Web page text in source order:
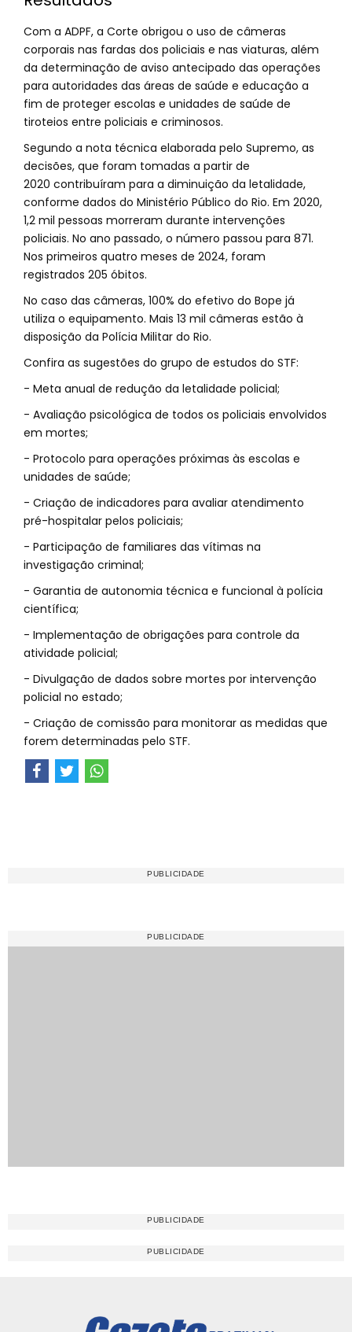
Com a ADPF, a Corte obrigou o uso de câmeras
corporais nas fardas dos policiais e nas viaturas, além
da determinação de aviso antecipado das operações
para autoridades das áreas de saúde e educação a
fim de proteger escolas e unidades de saúde de
tiroteios entre policiais e criminosos.
Segundo a nota técnica elaborada pelo Supremo, as
decisões, que foram tomadas a partir de
2020 contribuíram para a diminuição da letalidade,
conforme dados do Ministério Público do Rio. Em 2020,
1,2 mil pessoas morreram durante intervenções
policiais. No ano passado, o número passou para 871.
Nos primeiros quatro meses de 2024, foram
registrados 205 óbitos.
No caso das câmeras, 100% do efetivo do Bope já
utiliza o equipamento. Mais 13 mil câmeras estão à
disposição da Polícia Militar do Rio.
Confira as sugestões do grupo de estudos do STF:
- Meta anual de redução da letalidade policial;
- Avaliação psicológica de todos os policiais envolvidos
em mortes;
- Protocolo para operações próximas às escolas e
unidades de saúde;
- Criação de indicadores para avaliar atendimento
pré-hospitalar pelos policiais;
- Participação de familiares das vítimas na
investigação criminal;
- Garantia de autonomia técnica e funcional à polícia
científica;
- Implementação de obrigações para controle da
atividade policial;
- Divulgação de dados sobre mortes por intervenção
policial no estado;
- Criação de comissão para monitorar as medidas que
forem determinadas pelo STF.